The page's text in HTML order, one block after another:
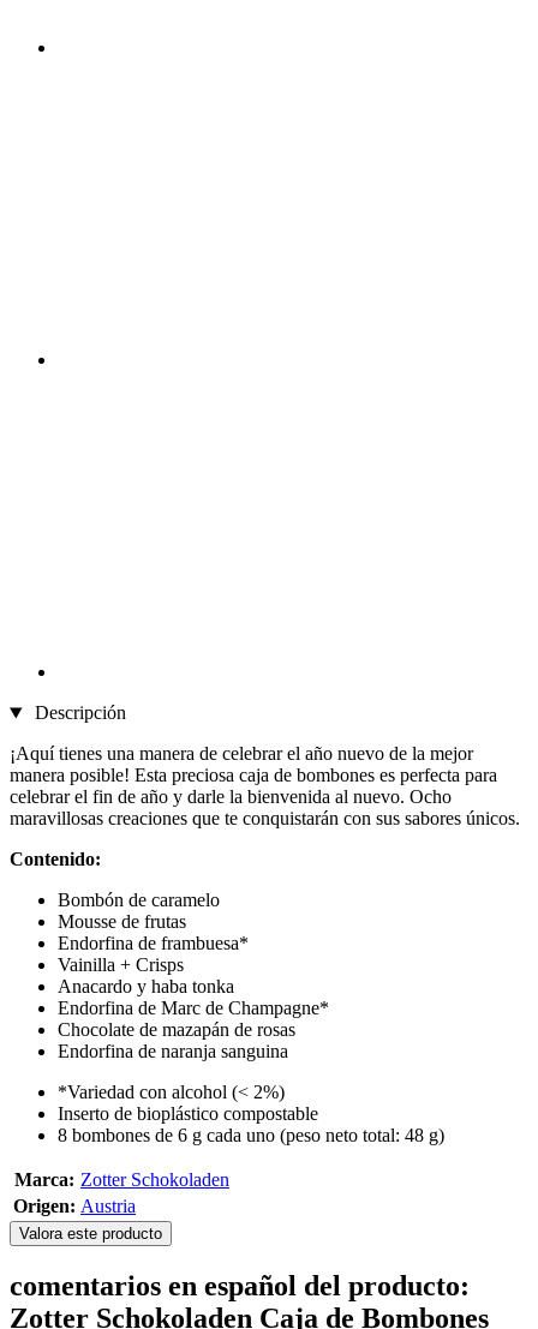
Descripción
¡Aquí tienes una manera de celebrar el año nuevo de la mejor
manera posible! Esta preciosa caja de bombones es perfecta para
celebrar el fin de año y darle la bienvenida al nuevo. Ocho
maravillosas creaciones que te conquistarán con sus sabores únicos.
Contenido:
Bombón de caramelo
Mousse de frutas
Endorfina de frambuesa*
Vainilla + Crisps
Anacardo y haba tonka
Endorfina de Marc de Champagne*
Chocolate de mazapán de rosas
Endorfina de naranja sanguina
*Variedad con alcohol (< 2%)
Inserto de bioplástico compostable
8 bombones de 6 g cada uno (peso neto total: 48 g)
Marca: Zotter Schokoladen
Origen: Austria
Valora este producto
comentarios en español del producto:
Zotter Schokoladen Caja de Bombones